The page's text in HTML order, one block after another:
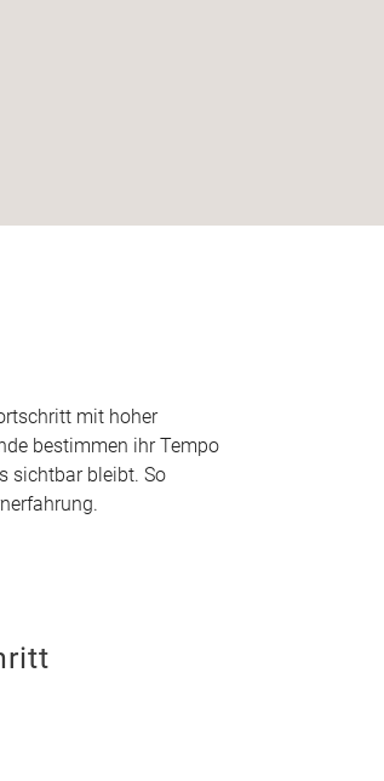
mit hoher
bestimmen ihr Tempo
sichtbar bleibt. So